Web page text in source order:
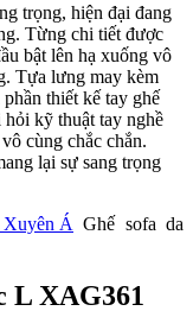
trọng, hiện đại đang
Từng chi tiết được
bật lên hạ xuống vô
Tựa lưng may kèm
thiết kế tay ghế
hỏi kỹ thuật tay nghề
cùng chắc chắn.
lại sự sang trọng
Ghế sofa da
L XAG361